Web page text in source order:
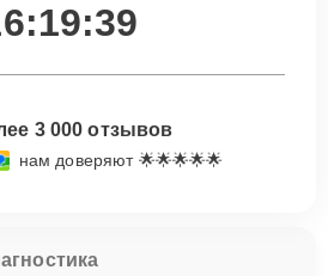
3 000 отзывов
нам доверяют 🌟🌟🌟🌟🌟